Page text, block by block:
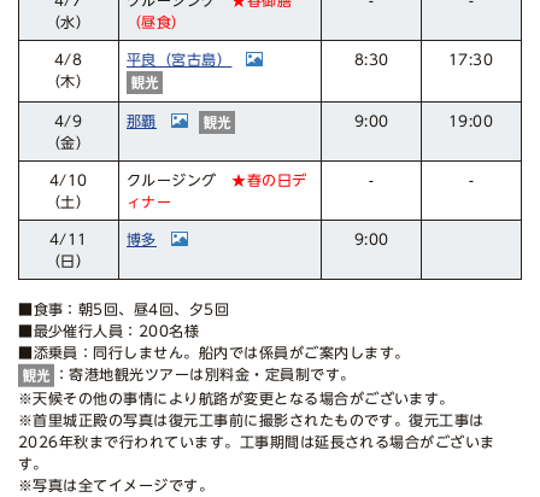
（水） （昼食）
4/8
（木）
平良（宮古島） 8:30 17:30
4/9
（金）
那覇 9:00 19:00
4/10
（土）
クルージング ★春の日デ
ィナー
- -
4/11
（日）
博多 9:00
■食事：朝5回、昼4回、夕5回
■最少催行人員：200名様
■添乗員：同行しません。船内では係員がご案内します。
：寄港地観光ツアーは別料金・定員制です。
※天候その他の事情により航路が変更となる場合がございます。
※首里城正殿の写真は復元工事前に撮影されたものです。復元工事は
2026年秋まで行われています。工事期間は延長される場合がございま
す。
※写真は全てイメージです。